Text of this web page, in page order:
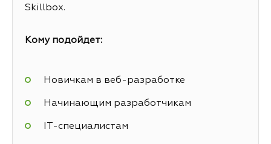
Skillbox.
Кому подойдет:
Новичкам в веб-разработке
Начинающим разработчикам
IT-специалистам